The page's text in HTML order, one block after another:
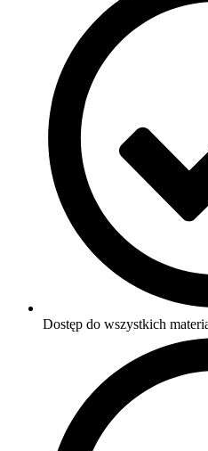
Dostęp do wszystkich